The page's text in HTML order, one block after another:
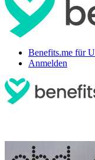
Benefits.me für
Anmelden